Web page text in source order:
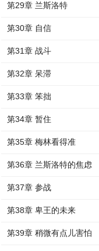
第29章 兰斯洛特
第30章 自信
第31章 战斗
第32章 呆滞
第33章 笨拙
第34章 暂住
第35章 梅林看得准
第36章 兰斯洛特的焦虑
第37章 参战
第38章 卑王的未来
第39章 稍微有点儿害怕